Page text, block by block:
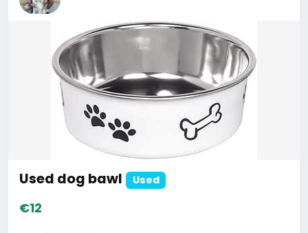
Used dog bawl Used
€12